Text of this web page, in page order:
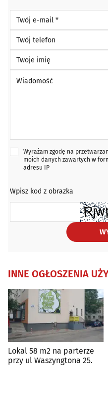
Wyrażam zgodę na
moich danych zawartych w
adresu IP
Wpisz kod z obrazka
INNE OGŁOSZENIA
Lokal 58 m2 na parterze
przy ul Waszyngtona 25.